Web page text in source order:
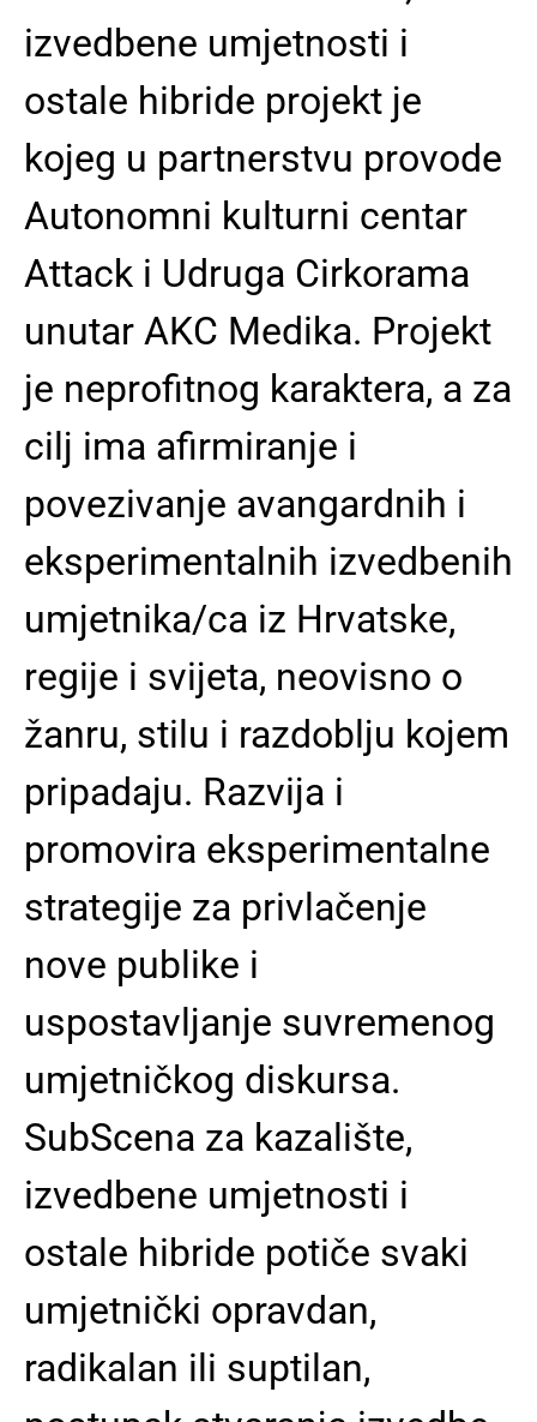
izvedbene umjetnosti i
ostale hibride projekt je
kojeg u partnerstvu provode
Autonomni kulturni centar
Attack i Udruga Cirkorama
unutar AKC Medika. Projekt
je neprofitnog karaktera, a za
cilj ima afirmiranje i
povezivanje avangardnih i
eksperimentalnih izvedbenih
umjetnika/ca iz Hrvatske,
regije i svijeta, neovisno o
žanru, stilu i razdoblju kojem
pripadaju. Razvija i
promovira eksperimentalne
strategije za privlačenje
nove publike i
uspostavljanje suvremenog
umjetničkog diskursa.
SubScena za kazalište,
izvedbene umjetnosti i
ostale hibride potiče svaki
umjetnički opravdan,
radikalan ili suptilan,